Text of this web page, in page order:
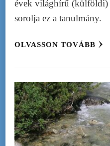
évek világhírű (külföldi)
sorolja ez a tanulmány.
OLVASSON TOVÁBB